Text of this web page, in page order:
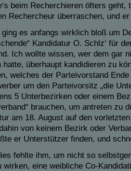
beim Recherchieren öfters geht,
Rechercheur überraschen, und
ging es anfangs wirklich bloß um
Kandidatur O. Schlz‘ für
Ich wollte wissen, wer dem gar
hatte, überhaupt kandidieren zu
welches der Parteivorstand
um den Parteivorsitz „die
5 Unterbezirken oder einem
brauchen, um antreten zu
am 18. August auf den
von keinem Bezirk oder
er Unterstützer finden, und
fehlte ihm, um nicht so
wirken, eine weibliche Co-